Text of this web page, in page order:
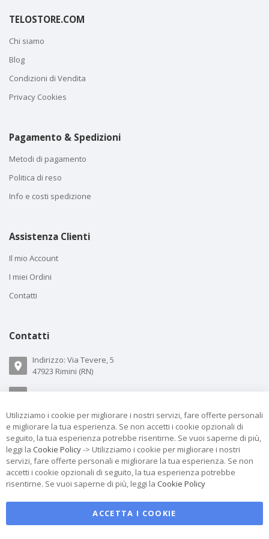
TELOSTORE.COM
Chi siamo
Blog
Condizioni di Vendita
Privacy Cookies
Pagamento & Spedizioni
Metodi di pagamento
Politica di reso
Info e costi spedizione
Assistenza Clienti
Il mio Account
I miei Ordini
Contatti
Contatti
Indirizzo: Via Tevere, 5
47923 Rimini (RN)
Cell. +39 348 4409694
Whatsapp. +39 348 4409694
Utilizziamo i cookie per migliorare i nostri servizi, fare offerte personali
e migliorare la tua esperienza. Se non accetti i cookie opzionali di
seguito, la tua esperienza potrebbe risentirne. Se vuoi saperne di più,
leggi la Cookie Policy-> Utilizziamo i cookie per migliorare i nostri
servizi, fare offerte personali e migliorare la tua esperienza. Se non
accetti i cookie opzionali di seguito, la tua esperienza potrebbe
risentirne. Se vuoi saperne di più, leggi la Cookie Policy
ACCETTA I COOKIE